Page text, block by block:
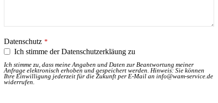
Datenschutz *
Ich stimme der Datenschutzerkläung zu
Ich stimme zu, dass meine Angaben und Daten zur Beantwortung meiner
Anfrage elektronisch erhoben und gespeichert werden. Hinweis: Sie können
Ihre Einwilligung jederzeit für die Zukunft per E-Mail an info@wam-service.de
widerrufen.